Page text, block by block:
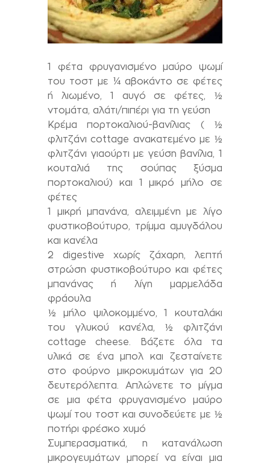
1 φέτα φρυγανισμένο μαύρο ψωμί
του τοστ με ¼ αβοκάντο σε φέτες
ή λιωμένο, 1 αυγό σε φέτες, ½
ντομάτα, αλάτι/πιπέρι για τη γεύση
Κρέμα πορτοκαλιού-βανίλιας ( ½
φλιτζάνι cottage ανακατεμένο με ½
φλιτζάνι γιαούρτι με γεύση βανίλια, 1
κουταλιά της σούπας ξύσμα
πορτοκαλιού) και 1 μικρό μήλο σε
φέτες
1 μικρή μπανάνα, αλειμμένη με λίγο
φυστικοβούτυρο, τρίμμα αμυγδάλου
και κανέλα
2 digestive χωρίς ζάχαρη, λεπτή
στρώση φυστικοβούτυρο και φέτες
μπανάνας ή λίγη μαρμελάδα
φράουλα
½ μήλο ψιλοκομμένο, 1 κουταλάκι
του γλυκού κανέλα, ½ φλιτζάνι
cottage cheese. Βάζετε όλα τα
υλικά σε ένα μπολ και ζεσταίνετε
στο φούρνο μικροκυμάτων για 20
δευτερόλεπτα. Απλώνετε το μίγμα
σε μια φέτα φρυγανισμένο μαύρο
ψωμί του τοστ και συνοδεύετε με ½
ποτήρι φρέσκο χυμό
Συμπερασματικά, η κατανάλωση
μικρογευμάτων μπορεί να είναι μια